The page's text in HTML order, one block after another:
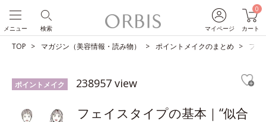
マイページ
0
カート
検索
メニュー
TOP マガジン（美容情報・読み物） ポイントメイクのまとめ フェ
ポイントメイク 238957 view
フェイスタイプの基本｜“似合